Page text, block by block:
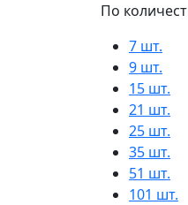
По
7 шт.
9 шт.
15 шт.
21 шт.
25 шт.
35 шт.
51 шт.
101 шт.